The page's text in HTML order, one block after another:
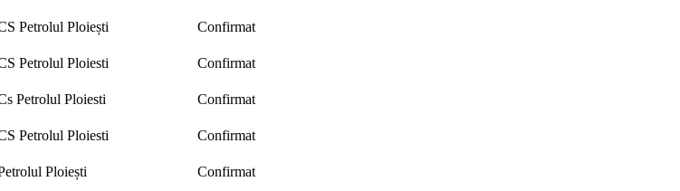
Petrolul Ploiești
Confirmat
Petrolul Ploiesti
Confirmat
Petrolul Ploiesti
Confirmat
Petrolul Ploiesti
Confirmat
Ploiești
Confirmat